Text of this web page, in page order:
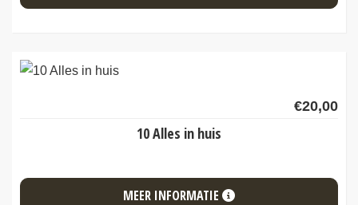
€20,00
10 Alles in huis
MEER INFORMATIE